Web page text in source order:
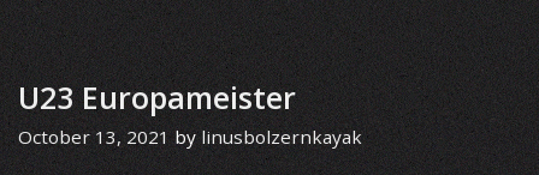
U23 Europameister
October 13, 2021 bylinusbolzernkayak